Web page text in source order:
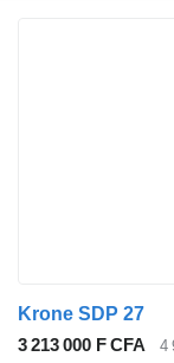
Krone SDP 27
3 213 000 F CFA
4